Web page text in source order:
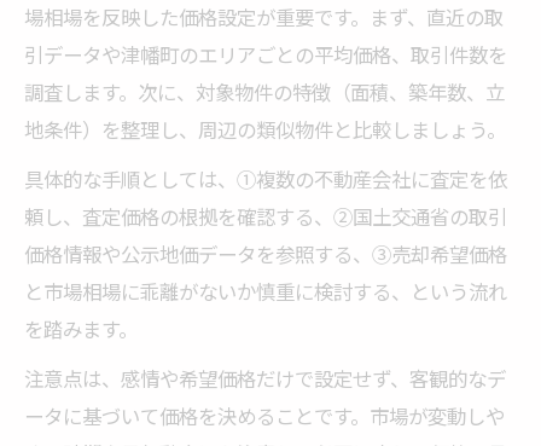
場相場を反映した価格設定が重要です。まず、直近の取
引データや津幡町のエリアごとの平均価格、取引件数を
調査します。次に、対象物件の特徴（面積、築年数、立
地条件）を整理し、周辺の類似物件と比較しましょう。
具体的な手順としては、①複数の不動産会社に査定を依
頼し、査定価格の根拠を確認する、②国土交通省の取引
価格情報や公示地価データを参照する、③売却希望価格
と市場相場に乖離がないか慎重に検討する、という流れ
を踏みます。
注意点は、感情や希望価格だけで設定せず、客観的なデ
ータに基づいて価格を決めることです。市場が変動しや